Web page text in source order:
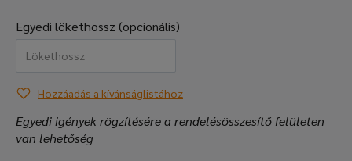
Egyedi lökethossz (opcionális)
Hozzáadás a kívánságlistához
Egyedi igények rögzítésére a rendelésösszesítő felületen
van lehetőség